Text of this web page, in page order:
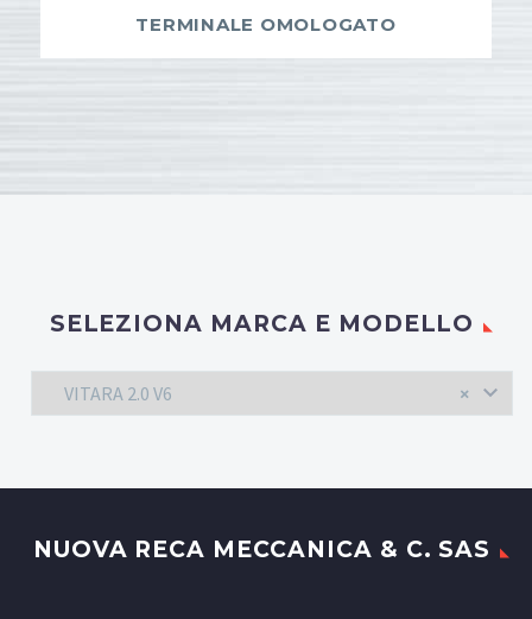
TERMINALE OMOLOGATO
SELEZIONA MARCA E MODELLO
×
VITARA 2.0 V6
NUOVA RECA MECCANICA & C. SAS